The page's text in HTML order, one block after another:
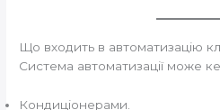
Що входить в автоматизацію
Система автоматизації може
Кондиціонерами.